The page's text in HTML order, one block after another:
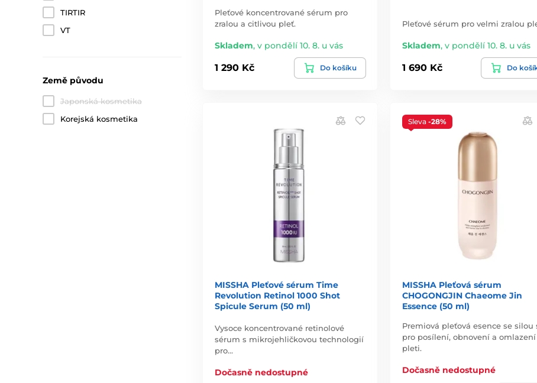
TIRTIR
VT
Země původu
Japonská kosmetika
Korejská kosmetika
Pleťové koncentrované sérum pro
zralou a citlivou pleť.
Skladem, v pondělí 10. 8. u vás
1 290 Kč Do košíku
Pleťové sérum pro velmi zralou
Skladem, v pondělí 10. 8. u vás
1 690 Kč Do
MISSHA Pleťové sérum Time
Revolution Retinol 1000 Shot
Spicule Serum (50 ml)
Vysoce koncentrované retinolové
sérum s mikrojehličkovou technologií
pro…
Dočasně nedostupné
Sleva -28%
MISSHA Pleťová sérum
CHOGONGJIN Chaeome Jin
Essence (50 ml)
Premiová pleťová esence se silou
pro posílení, obnovení a omlazení
pleti.
Dočasně nedostupné